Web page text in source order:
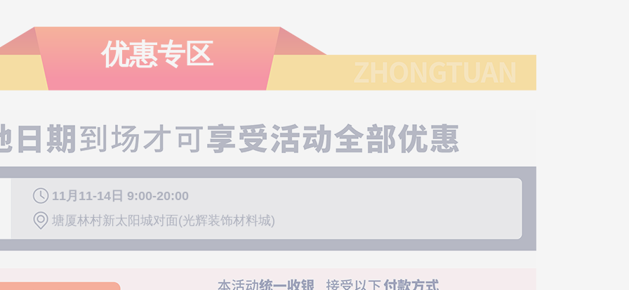
恭喜152*****890-丁**-成功预约礼品
恭喜136*****940-林**-成功预约礼品
恭喜150*****519-李**-成功预约礼品
恭喜*****-范**-成功预约礼品
恭喜138*****138-伊**-成功预约礼品
恭喜152*****790-杨**-成功预约礼品
恭喜138*****823-王**-成功预约礼品
恭喜139*****872-张**-成功预约礼品
恭喜137*****748-陈**-成功预约礼品
恭喜135*****666-陈**-成功预约礼品
恭喜135*****744-李**-成功预约礼品
优惠专区
11月11-14日 9:00-20:00
塘厦林村新太阳城对面(光辉装饰材料城)